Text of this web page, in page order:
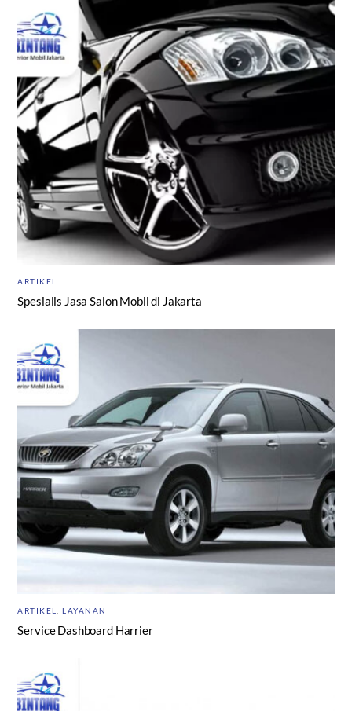
ARTIKEL
Spesialis Jasa Salon Mobil di Jakarta
ARTIKEL, LAYANAN
Service Dashboard Harrier